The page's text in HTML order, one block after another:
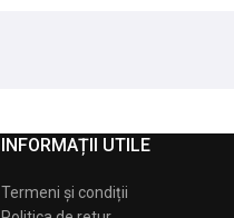
INFORMAȚII UTILE
Termeni și condiții